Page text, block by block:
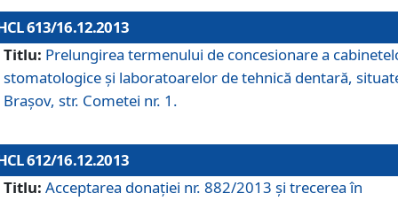
613/16.12.2013
Titlu: Prelungirea termenului de concesionare a
stomatologice şi laboratoarelor de tehnică dentară,
Braşov, str. Cometei nr. 1.
612/16.12.2013
Titlu: Acceptarea donaţiei nr. 882/2013 şi trecerea în